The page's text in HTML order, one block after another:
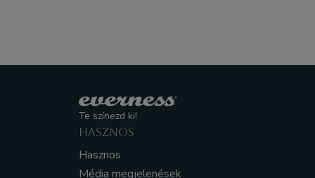
Te színezd ki!
HASZNOS
Hasznos
Média megjelenések